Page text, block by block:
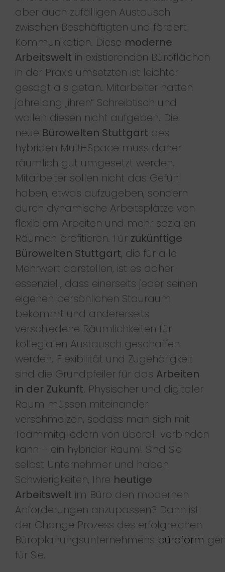
aber auch zufälligen Austausch
zwischen Beschäftigten und fördert
Kommunikation. Diese moderne
Arbeitswelt in existierenden Büroflächen
in der Praxis umsetzten ist leichter
gesagt als getan. Mitarbeiter hatten
jahrelang „ihren“ Schreibtisch und
wollen diesen nicht aufgeben. Die
neue Bürowelten Stuttgart des
hybriden Multi-Space muss daher
räumlich gut umgesetzt werden.
Mitarbeiter sollen nicht das Gefühl
haben, etwas aufzugeben, sondern
durch dynamische Arbeitsplätze von
flexiblem Arbeiten und mehr sozialen
Räumen profitieren. Für zukünftige
Bürowelten Stuttgart, die für alle
Mehrwert darstellen, ist es daher
essenziell, dass einerseits jeder seinen
eigenen persönlichen Stauraum
bekommt und andererseits
verschiedene Räumlichkeiten für
kollegialen Austausch geschaffen
werden. Flexibilität und Zugehörigkeit
sind die Grundpfeiler für das Arbeiten
in der Zukunft. Physischer und digitaler
Raum müssen miteinander
verschmelzen, sodass man sich mit
Teammitgliedern von überall verbinden
kann – ein hybrider Raum! Sind Sie
selbst Unternehmer und haben
Schwierigkeiten, Ihre heutige
Arbeitswelt im Büro den modernen
Anforderungen anzupassen? Dann ist
der Change Prozess des erfolgreichen
Büroplanungsunternehmens büroform
für Sie.